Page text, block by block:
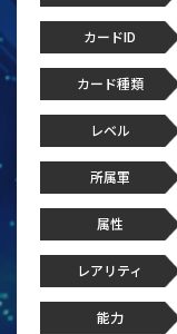
カードID
カード種類
レベル
所属軍
属性
レアリティ
能力